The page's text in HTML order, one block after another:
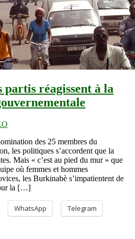
partis réagissent à la
des 25 membres du
les politiques s’accordent que la
Mais « c’est au pied du mur » que
où femmes et hommes
les Burkinabè s’impatientent de
la […]
WhatsApp Telegram